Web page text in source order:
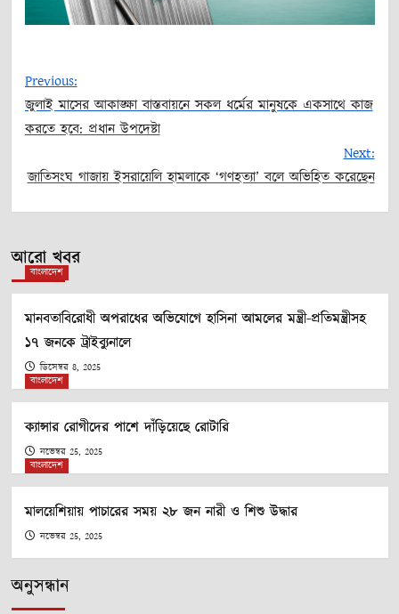
Post
navigation
Previous:
জুলাই মাসের আকাঙ্ক্ষা বাস্তবায়নে সকল ধর্মের মানুষকে একসাথে কাজ
করতে হবে: প্রধান উপদেষ্টা
Next:
জাতিসংঘ গাজায় ইসরায়েলি হামলাকে ‘গণহত্যা’ বলে অভিহিত করেছেন
আরো খবর
বাংলাদেশ
মানবতাবিরোধী অপরাধের অভিযোগে হাসিনা আমলের মন্ত্রী-প্রতিমন্ত্রীসহ
১৭ জনকে ট্রাইব্যুনালে
ডিসেম্বর 8, 2025
বাংলাদেশ
ক্যান্সার রোগীদের পাশে দাঁড়িয়েছে রোটারি
নভেম্বর 25, 2025
বাংলাদেশ
মালয়েশিয়ায় পাচারের সময় ২৮ জন নারী ও শিশু উদ্ধার
নভেম্বর 25, 2025
অনুসন্ধান